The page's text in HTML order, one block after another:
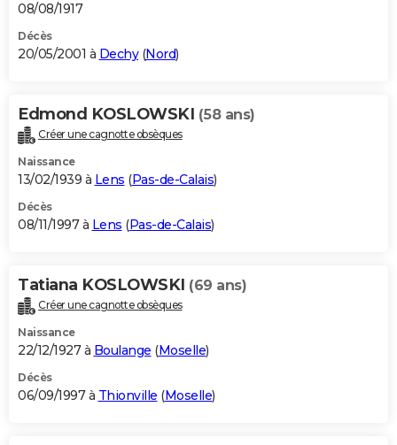
08/08/1917
Décès
20/05/2001 à Dechy(Nord)
Edmond KOSLOWSKI (58 ans)
Créer une cagnotte obsèques
Naissance
13/02/1939 à Lens (Pas-de-Calais)
Décès
08/11/1997 à Lens (Pas-de-Calais)
Tatiana KOSLOWSKI (69 ans)
Créer une cagnotte obsèques
Naissance
22/12/1927 à Boulange (Moselle)
Décès
06/09/1997 à Thionville (Moselle)